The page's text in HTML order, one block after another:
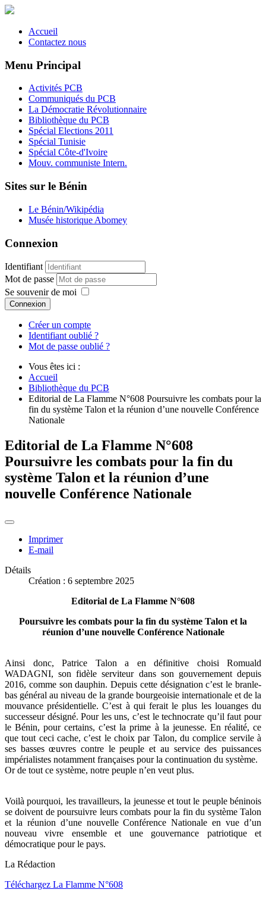
Accueil
Contactez nous
Menu Principal
Activités PCB
Communiqués du PCB
La Démocratie Révolutionnaire
Bibliothèque du PCB
Spécial Elections 2011
Spécial Tunisie
Spécial Côte-d'Ivoire
Mouv. communiste Intern.
Sites sur le Bénin
Le Bénin/Wikipédia
Musée historique Abomey
Connexion
Identifiant
Mot de passe
Se souvenir de moi
Connexion
Créer un compte
Identifiant oublié ?
Mot de passe oublié ?
Vous êtes ici :
Accueil
Bibliothèque du PCB
Editorial de La Flamme N°608 Poursuivre les combats pour la
fin du système Talon et la réunion d’une nouvelle Conférence
Nationale
Editorial de La Flamme N°608
Poursuivre les combats pour la fin du
système Talon et la réunion d’une
nouvelle Conférence Nationale
Imprimer
E-mail
Détails
Création : 6 septembre 2025
Editorial de La Flamme N°608
Poursuivre les combats pour la fin du système Talon et la
réunion d’une nouvelle Conférence Nationale
Ainsi donc, Patrice Talon a en définitive choisi Romuald
WADAGNI, son fidèle serviteur dans son gouvernement depuis
2016, comme son dauphin. Depuis cette désignation c’est le branle-
bas général au niveau de la grande bourgeoisie internationale et de la
mouvance présidentielle. C’est à qui ferait le plus les louanges du
successeur désigné. Pour les uns, c’est le technocrate qu’il faut pour
le Bénin, pour certains, c’est la prime à la jeunesse. En réalité, ce
que tout ceci cache, c’est le choix par Talon, du complice servile à
ses basses œuvres contre le peuple et au service des puissances
impérialistes notamment françaises pour la continuation du système.
Or de tout ce système, notre peuple n’en veut plus.
Voilà pourquoi, les travailleurs, la jeunesse et tout le peuple béninois
se doivent de poursuivre leurs combats pour la fin du système Talon
et la réunion d’une nouvelle Conférence Nationale en vue d’un
nouveau vivre ensemble et une gouvernance patriotique et
démocratique pour le pays.
La Rédaction
Téléchargez La Flamme N°608